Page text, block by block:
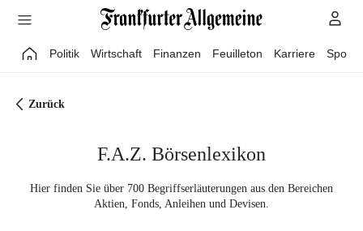
Direkt zum Hauptinhalt
Politik Wirtschaft Finanzen Feuilleton Karriere Sport
Zurück
F.A.Z. Börsenlexikon
Hier finden Sie über 700 Begriffserläuterungen aus den Bereichen
Aktien, Fonds, Anleihen und Devisen.